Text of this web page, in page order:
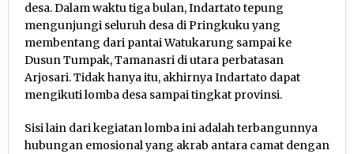
desa. Dalam waktu tiga bulan, Indartato tepung
mengunjungi seluruh desa di Pringkuku yang
membentang dari pantai Watukarung sampai ke
Dusun Tumpak, Tamanasri di utara perbatasan
Arjosari. Tidak hanya itu, akhirnya Indartato dapat
mengikuti lomba desa sampai tingkat provinsi.
Sisi lain dari kegiatan lomba ini adalah terbangunnya
hubungan emosional yang akrab antara camat dengan